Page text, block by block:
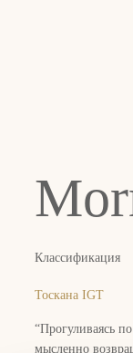
Классификация
Тоскана IGT
“Прогуливаясь
мысленно